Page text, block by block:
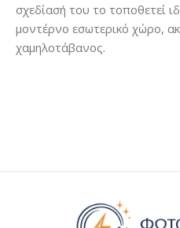
σχεδίασή του το τοποθετεί
μοντέρνο εσωτερικό χώρο,
χαμηλοτάβανος.